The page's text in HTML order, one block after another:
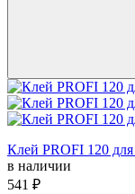
Клей PROFI 120
в наличии
541 ₽